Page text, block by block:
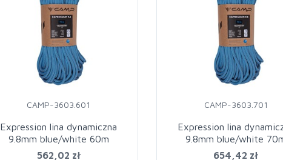
CAMP-3603.601
Expression lina dynamiczna
9.8mm blue/white 60m
562,02 zł
CAMP-3603.701
Expression lina
9.8mm blue/white
654,42 zł